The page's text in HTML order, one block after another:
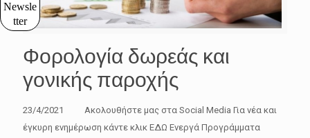
Newsle
tter
Φορολογία δωρεάς και
γονικής παροχής
23/4/2021 Ακολουθήστε μας στα Social Media Για νέα και
έγκυρη ενημέρωση κάντε κλικ ΕΔΩ Ενεργά Προγράμματα